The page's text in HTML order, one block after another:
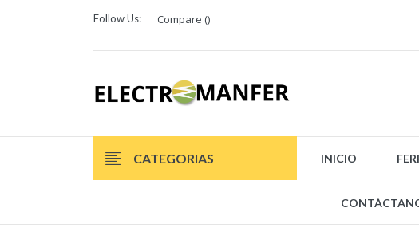
Follow Us: Compare ()
CATEGORIAS INICIO